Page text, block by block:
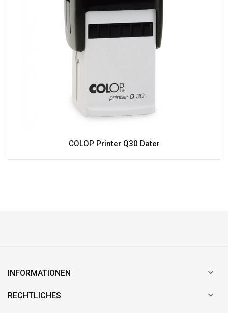
COLOP Printer Q30 Dater
INFORMATIONEN 
RECHTLICHES 